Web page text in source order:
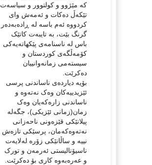
کە مێژوو و کولتوور و سیاسەت
تێکەڵ دەکات و ئەمەش وای
کردووە ئەم باسە لە ڕادەبەدەر
گرنگ بێت، بە تایبەت کاتێک
باس لە ناسنامەی پێکهاتەیەکی
کۆمەڵگەی کوردستان و
سیستەمی زمانەوانییان
دەکرێت.
بۆیە دیاردەی ناساندنی پرسی
ئێزیدییەکان وەک نەتەوە و
ناساندنی زارەکەیان وەک
زمان(زمانی ئێزیکی)، جگەلە
پیلانێکی قێزەونی ناحەزانی
نەتەوەکەمان، پرسێکی تازەش
نییە و ساڵانێکی زۆرە لەلایەت
ناسیۆنالیستی ئەرمەن و تورک
و عەرەبەوە کاری بۆ دەکرێت.